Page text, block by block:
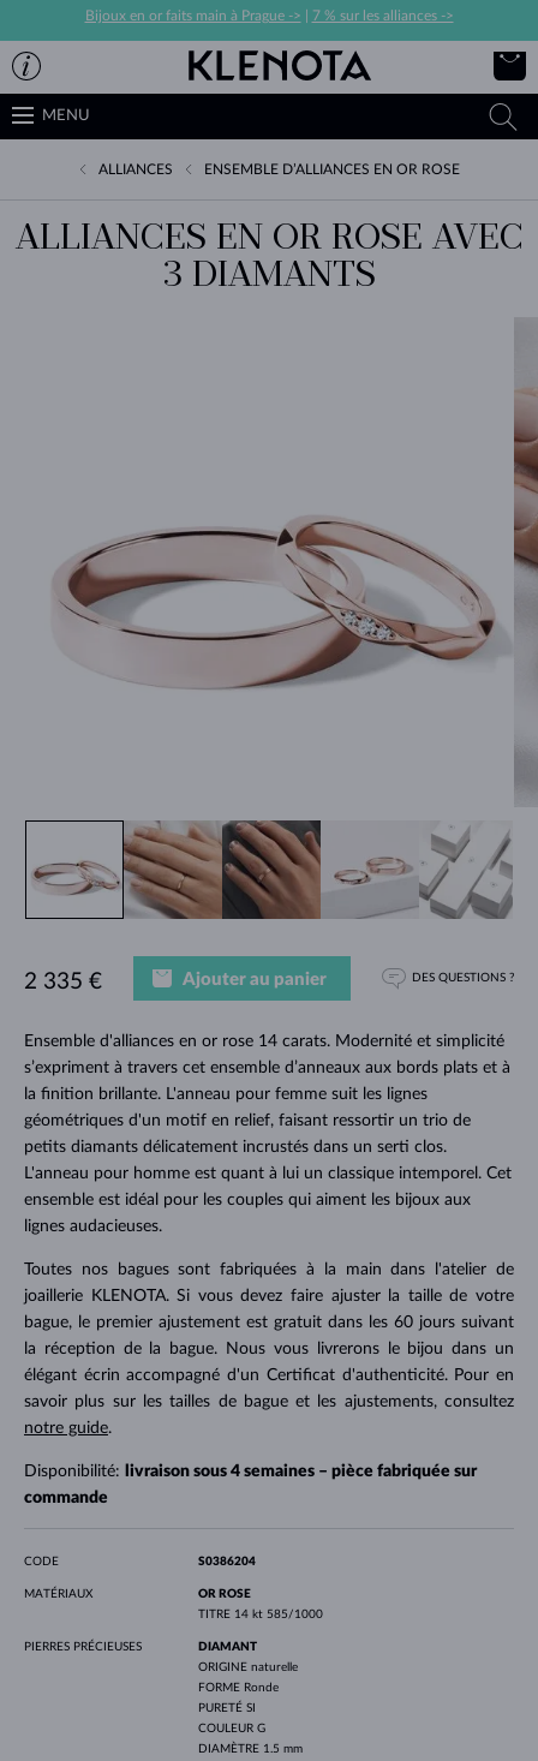
Bijoux en or faits main à Prague -> 7 % sur les alliances ->
MENU
ALLIANCES ENSEMBLE D’ALLIANCES EN OR ROSE
ALLIANCES EN OR ROSE AVEC
3 DIAMANTS
Ensemble d'alliances en or rose 14 carats. Modernité et simplicité
s’expriment à travers cet ensemble d’anneaux aux bords plats et à
la finition brillante. L'anneau pour femme suit les lignes
géométriques d'un motif en relief, faisant ressortir un trio de
petits diamants délicatement incrustés dans un serti clos.
L'anneau pour homme est quant à lui un classique intemporel. Cet
ensemble est idéal pour les couples qui aiment les bijoux aux
lignes audacieuses.
Toutes nos bagues sont fabriquées à la main dans l'atelier de
joaillerie KLENOTA. Si vous devez faire ajuster la taille de votre
bague, le premier ajustement est gratuit dans les 60 jours suivant
la réception de la bague. Nous vous livrerons le bijou dans un
élégant écrin accompagné d'un Certificat d'authenticité. Pour en
savoir plus sur les tailles de bague et les ajustements, consultez
notre guide.
Disponibilité:
livraison sous 4 semaines – pièce fabriquée sur
commande
2 335 € Ajouter au panier DES QUESTIONS ?
CODE S0386204
MATÉRIAUX
OR ROSE
TITRE 14 kt 585/1000
PIERRES PRÉCIEUSES
DIAMANT
ORIGINE naturelle
FORME Ronde
PURETÉ SI
COULEUR G
DIAMÈTRE 1.5 mm